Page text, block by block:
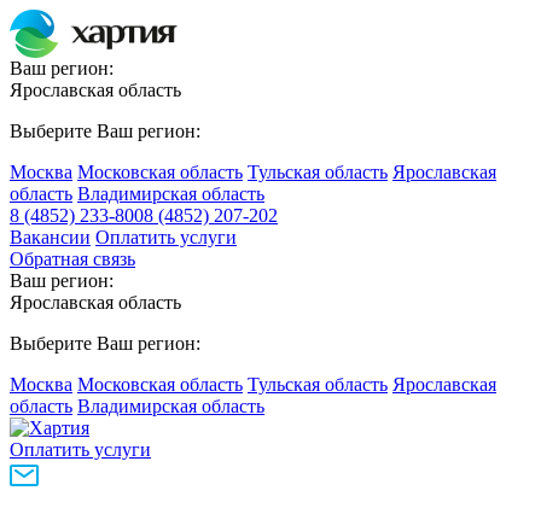
Ваш регион:
Ярославская область
Выберите Ваш регион:
Москва Московская область Тульская область Ярославская
область Владимирская область
8 (4852) 233-8008 (4852) 207-202
Вакансии Оплатить услуги
Обратная связь
Ваш регион:
Ярославская область
Выберите Ваш регион:
Москва Московская область Тульская область Ярославская
область Владимирская область
Оплатить услуги